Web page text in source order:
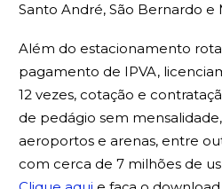
Santo André, São Bernardo e
Além do estacionamento
pagamento de IPVA,
12 vezes, cotação e
de pedágio sem
aeroportos e arenas, entre
com cerca de 7 milhões de